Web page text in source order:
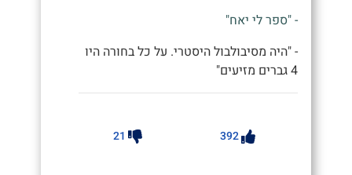
- "ספר לי יאח"
- "היה מסיבולבול היסטרי. על כל בחורה היו
4 גברים מזיעים"
392
21